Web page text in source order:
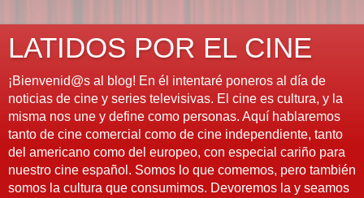
LATIDOS POR EL CINE
¡Bienvenid@s al blog! En él intentaré poneros al día de
noticias de cine y series televisivas. El cine es cultura, y la
misma nos une y define como personas. Aquí hablaremos
tanto de cine comercial como de cine independiente, tanto
del americano como del europeo, con especial cariño para
nuestro cine español. Somos lo que comemos, pero también
somos la cultura que consumimos. Devoremos la y seamos